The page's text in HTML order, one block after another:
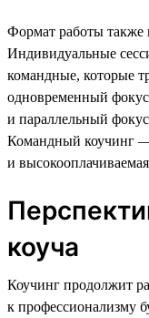
Формат работы также
Индивидуальные
командные, которые
одновременный
и параллельный
Командный коучинг
и
коуча
Коучинг продолжит
к профессионализму